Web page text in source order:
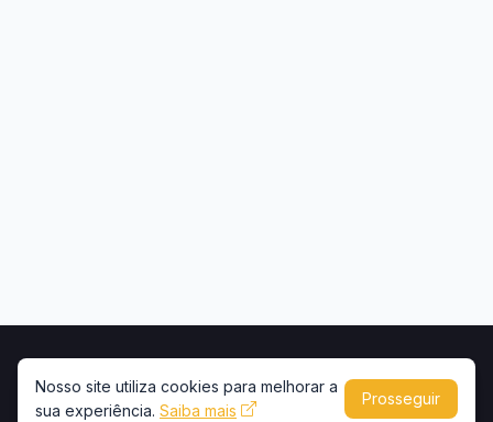
Copyright © 2026 -Portal Caminhões e Carretas
Nosso site utiliza cookies para melhorar a
sua experiência. Saiba mais
Prosseguir